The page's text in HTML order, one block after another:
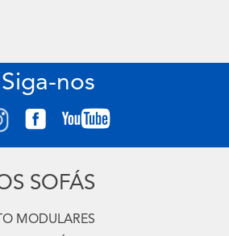
Siga-nos
SOFÁS
MODULARES